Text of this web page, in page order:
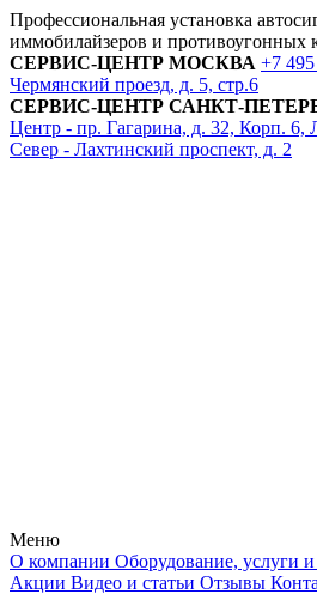
Профессиональная установка
иммобилайзеров и противоугонных
СЕРВИС-ЦЕНТР МОСКВА +7 495
Чермянский проезд, д. 5, стр.6
СЕРВИС-ЦЕНТР САНКТ-
Центр - пр. Гагарина, д. 32, Корп. 6,
Север - Лахтинский проспект, д. 2
Меню
О компании Оборудование, услуги
Акции Видео и статьи Отзывы